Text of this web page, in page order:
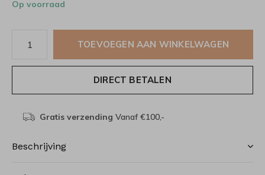
Op voorraad
TOEVOEGEN AAN WINKELWAGEN
DIRECT BETALEN
Gratis verzending Vanaf €100,-
Beschrijving